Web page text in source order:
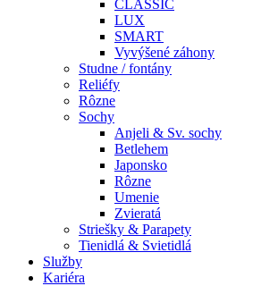
CLASSIC
LUX
SMART
Vyvýšené záhony
Studne / fontány
Reliéfy
Rôzne
Sochy
Anjeli & Sv. sochy
Betlehem
Japonsko
Rôzne
Umenie
Zvieratá
Striešky & Parapety
Tienidlá & Svietidlá
Služby
Kariéra